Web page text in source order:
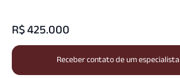
R$ 425.000
Receber contato de um especialista